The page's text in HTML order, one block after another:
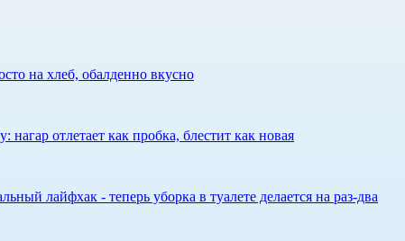
на хлеб, обалденно вкусно
отлетает как пробка, блестит как новая
лайфхак - теперь уборка в туалете делается на раз-два